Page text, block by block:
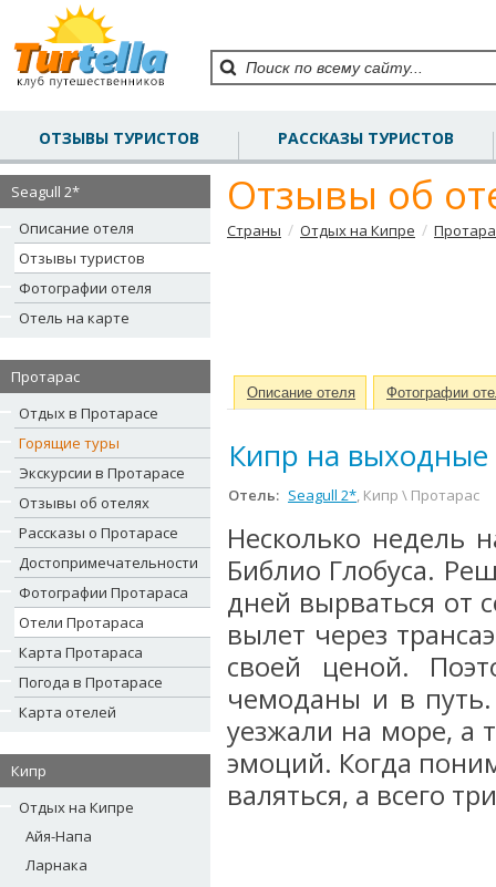
ОТЗЫВЫ ТУРИСТОВ РАССКАЗЫ ТУРИСТОВ
Seagull 2*
Описание отеля
Отзывы туристов
Фотографии отеля
Отель на карте
Протарас
Отдых в Протарасе
Горящие туры
Экскурсии в Протарасе
Отзывы об отелях
Рассказы о Протарасе
Достопримечательности
Фотографии Протараса
Отели Протараса
Карта Протараса
Погода в Протарасе
Карта отелей
Кипр
Отдых на Кипре
Айя-Напа
Ларнака
Отзывы об
Страны / Отдых на Кипре /
Описание отеля Фотографии
Кипр на выходные
Отель: Seagull 2*, Кипр \ Протарас
Несколько недель
Библио Глобуса.
дней вырваться от
вылет через
своей ценой.
чемоданы и в
уезжали на море, а
эмоций. Когда
валяться, а всего